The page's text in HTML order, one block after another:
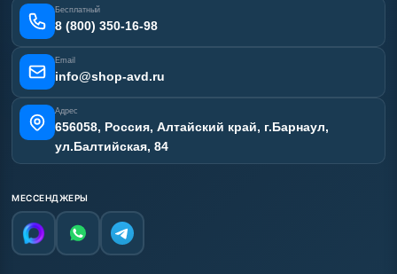
Карта сайта
Бесплатный
8 (800) 350-16-98
Email
info@shop-avd.ru
Адрес
656058, Россия, Алтайский край, г.Барнаул,
ул.Балтийская, 84
МЕССЕНДЖЕРЫ